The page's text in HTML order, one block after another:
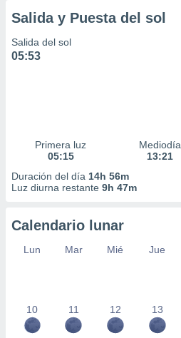
Salida y Puesta del sol
Salida del sol
05:53
Primera luz
05:15
Mediodía
13:21
Duración del día 14h 56m
Luz diurna restante 9h 47m
Calendario lunar
Lun Mar Mié Jue
10 11 12 13